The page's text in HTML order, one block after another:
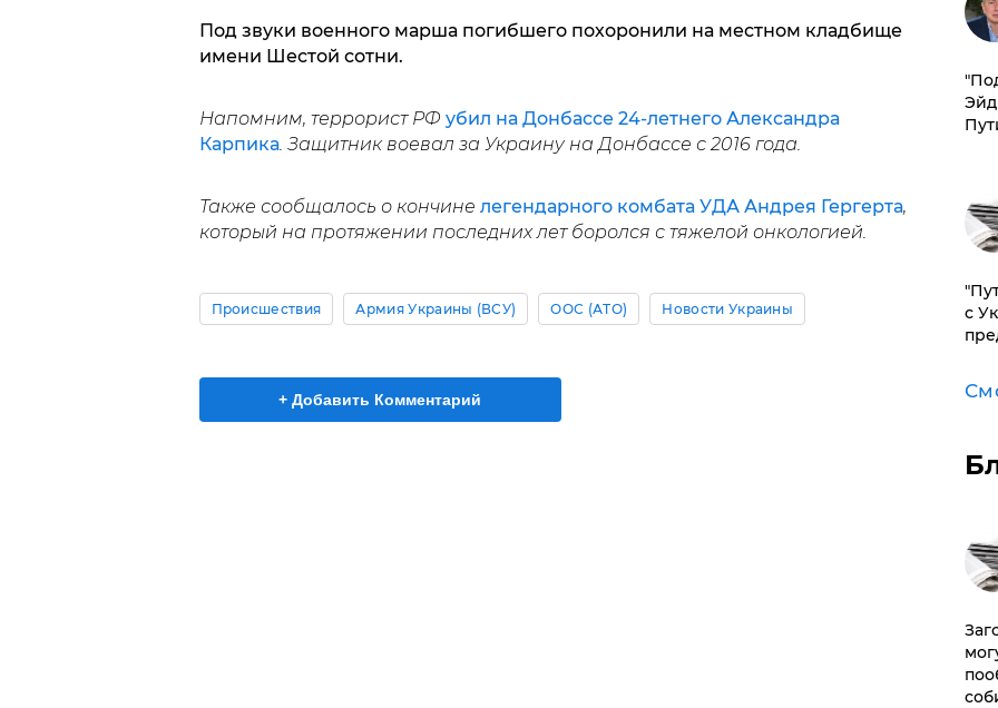
Под звуки военного марша погибшего похоронили на местном кладбище
имени Шестой сотни.
Напомним, террорист РФ убил на Донбассе 24-летнего Александра
Карпика. Защитник воевал за Украину на Донбассе с 2016 года.
Также сообщалось о кончине легендарного комбата УДА Андрея Гергерта,
который на протяжении последних лет боролся с тяжелой онкологией.
Происшествия Армия Украины (ВСУ) ООС (АТО) Новости Украины
+ Добавить Комментарий
с